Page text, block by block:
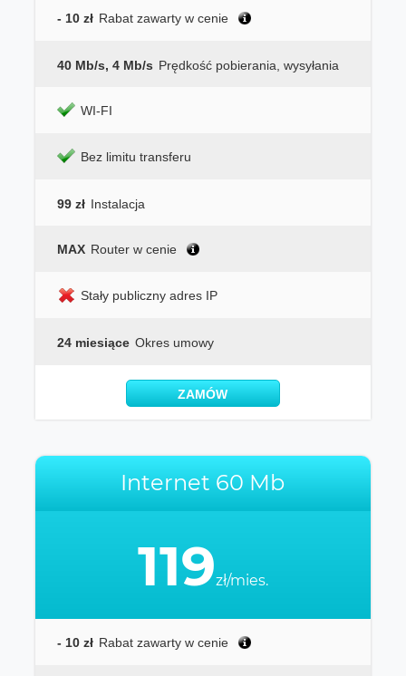
- 10 zł Rabat zawarty w cenie
40 Mb/s, 4 Mb/s Prędkość pobierania, wysyłania
WI-FI
Bez limitu transferu
99 zł Instalacja
MAX Router w cenie
Stały publiczny adres IP
24 miesiące Okres umowy
ZAMÓW
Internet 60 Mb
119zł/mies.
- 10 zł Rabat zawarty w cenie